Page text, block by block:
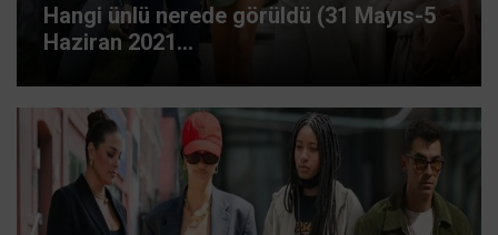
Hangi ünlü nerede görüldü (31 Mayıs-5
Haziran 2021...